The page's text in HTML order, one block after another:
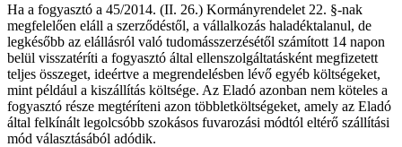
Ha a fogyasztó a 45/2014. (II. 26.) Kormányrendelet 22. §-nak
megfelelően eláll a szerződéstől, a vállalkozás haladéktalanul, de
legkésőbb az elállásról való tudomásszerzésétől számított 14 napon
belül visszatéríti a fogyasztó által ellenszolgáltatásként megfizetett
teljes összeget, ideértve a megrendelésben lévő egyéb költségeket,
mint például a kiszállítás költsége. Az Eladó azonban nem köteles a
fogyasztó része megtéríteni azon többletköltségeket, amely az Eladó
által felkínált legolcsóbb szokásos fuvarozási módtól eltérő szállítási
mód választásából adódik.